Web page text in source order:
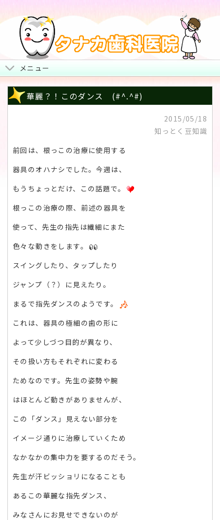
メニュー
トップページ
治療について
華麗？！このダンス (#^.^#)
2015/05/18
知っとく豆知識
前回は、根っこの治療に使用する
器具のオハナシでした。今週は、
もうちょっとだけ、この話題で。
根っこの治療の際、前述の器具を
使って、先生の指先は繊細にまた
色々な動きをします。
スイングしたり、タップしたり
ジャンプ（？）に見えたり。
まるで指先ダンスのようです。
これは、器具の極細の歯の形に
よって少しづつ目的が異なり、
その扱い方もそれぞれに変わる
ためなのです。先生の姿勢や腕
はほとんど動きがありませんが、
この「ダンス」見えない部分を
イメージ通りに治療していくため
なかなかの集中力を要するのだそう。
先生が汗ビッショリになることも
あるこの華麗な指先ダンス、
みなさんにお見せできないのが